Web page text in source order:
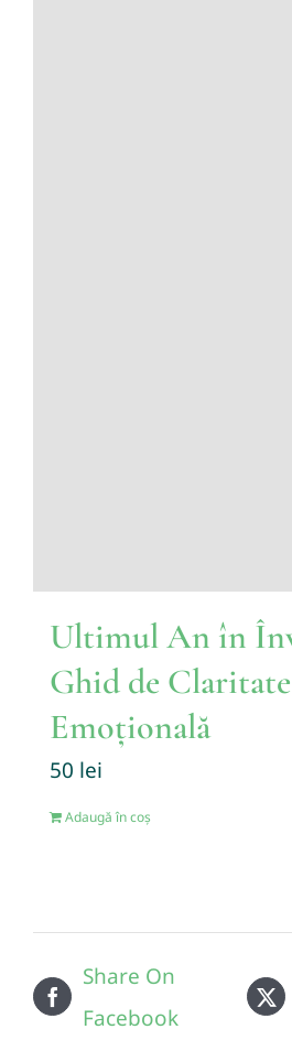
Ultimul An în
Ghid de Claritate
Emoțională
50 lei
Adaugă în coș
Share On
Facebook